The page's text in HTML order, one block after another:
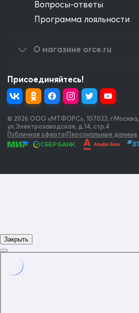
Вопросы-ответы
Программа лояльности
О магазине orce.ru
Присоединяйтесь!
© 2026 OOO «МТФОРС», 107023, г.Москва,
ул.Электрозаводская, д.14, стр.4
Публичная оферта|Персональные данные
Закрыть